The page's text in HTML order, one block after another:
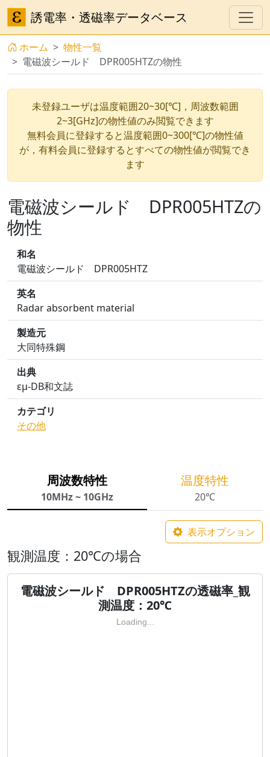
誘電率・透磁率データベース
ホーム
物性一覧
電磁波シールド DPR005HTZの物性
未登録ユーザは温度範囲20~30[℃]，周波数範囲
2~3[GHz]の物性値のみ閲覧できます
無料会員に登録すると温度範囲0~300[℃]の物性値
が，有料会員に登録するとすべての物性値が閲覧でき
ます
電磁波シールド DPR005HTZの
物性
和名
電磁波シールド DPR005HTZ
英名
Radar absorbent material
製造元
大同特殊鋼
出典
εμ-DB和文誌
カテゴリ
その他
周波数特性
10MHz ~ 10GHz
温度特性
20℃
表示オプション
観測温度：20℃の場合
電磁波シールド DPR005HTZの透磁率_観
測温度：20℃
Loading...